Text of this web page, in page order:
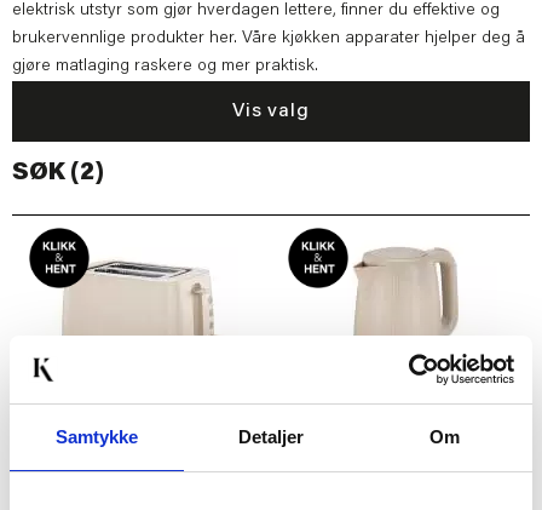
Samtykke Detaljer Om
elektrisk utstyr som gjør hverdagen lettere, finner du effektive og
brukervennlige produkter her. Våre kjøkken apparater hjelper deg å
gjøre matlaging raskere og mer praktisk.
Vis valg
SØK (2)
BRØDRISTER SABOR
VANNKOKER 1,7 L SABOR